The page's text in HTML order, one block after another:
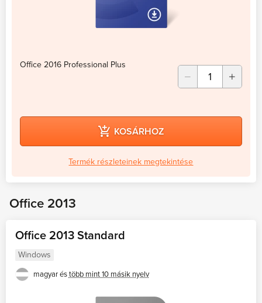
Office 2016 Professional Plus
KOSÁRHOZ
Termék részleteinek megtekintése
Office 2013
Office 2013 Standard
Windows
magyar éstöbb mint 10 másik nyelv